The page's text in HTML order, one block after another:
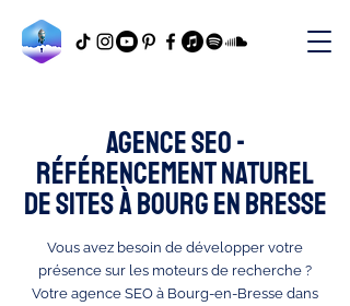
Agence SEO -
référencement naturel
de sites à bourg en bresse
Vous avez besoin de développer votre
présence sur les moteurs de recherche ?
Votre agence SEO à Bourg-en-Bresse dans